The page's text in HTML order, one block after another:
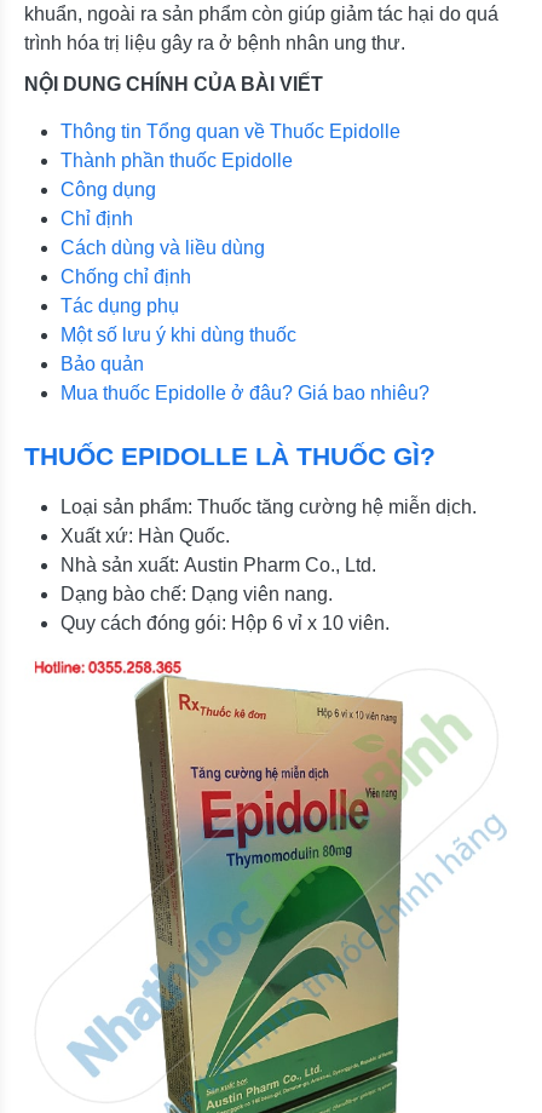
khuẩn, ngoài ra sản phẩm còn giúp giảm tác hại do quá
trình hóa trị liệu gây ra ở bệnh nhân ung thư.
NỘI DUNG CHÍNH CỦA BÀI VIẾT
Thông tin Tổng quan về Thuốc Epidolle
Thành phần thuốc Epidolle
Công dụng
Chỉ định
Cách dùng và liều dùng
Chống chỉ định
Tác dụng phụ
Một số lưu ý khi dùng thuốc
Bảo quản
Mua thuốc Epidolle ở đâu? Giá bao nhiêu?
THUỐC EPIDOLLE LÀ THUỐC GÌ?
Loại sản phẩm: Thuốc tăng cường hệ miễn dịch.
Xuất xứ: Hàn Quốc.
Nhà sản xuất: Austin Pharm Co., Ltd.
Dạng bào chế: Dạng viên nang.
Quy cách đóng gói: Hộp 6 vỉ x 10 viên.